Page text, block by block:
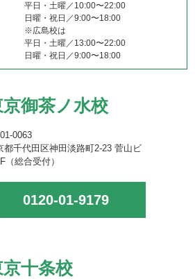
平日・土曜／10:00〜22:00
日曜・祝日／9:00〜18:00
※広島校は
平日・土曜／13:00〜22:00
日曜・祝日／9:00〜18:00
京御茶ノ水校
0063
都千代田区神田淡路町2-23 菅山ビ
（総合受付）
0120-01-9179
京十条校